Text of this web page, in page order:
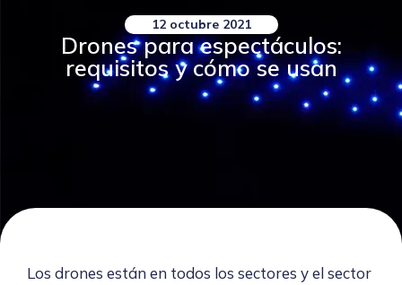
12 octubre 2021
Drones para espectáculos:
requisitos y cómo se usan
Los drones están en todos los sectores y el sector